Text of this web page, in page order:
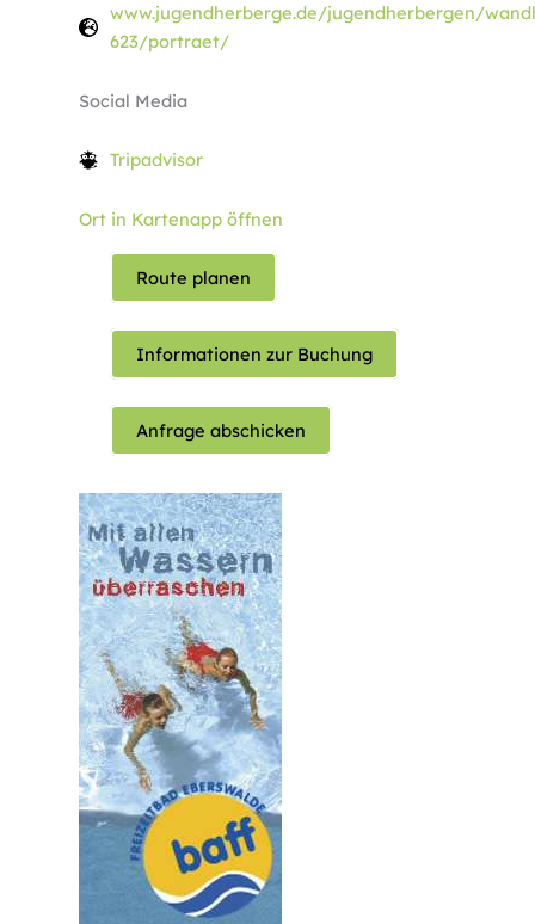
www.jugendherberge.de/jugendherbergen/
623/portraet/
Social Media
Tripadvisor
Ort in Kartenapp öffnen
Route planen
Informationen zur Buchung
Anfrage abschicken